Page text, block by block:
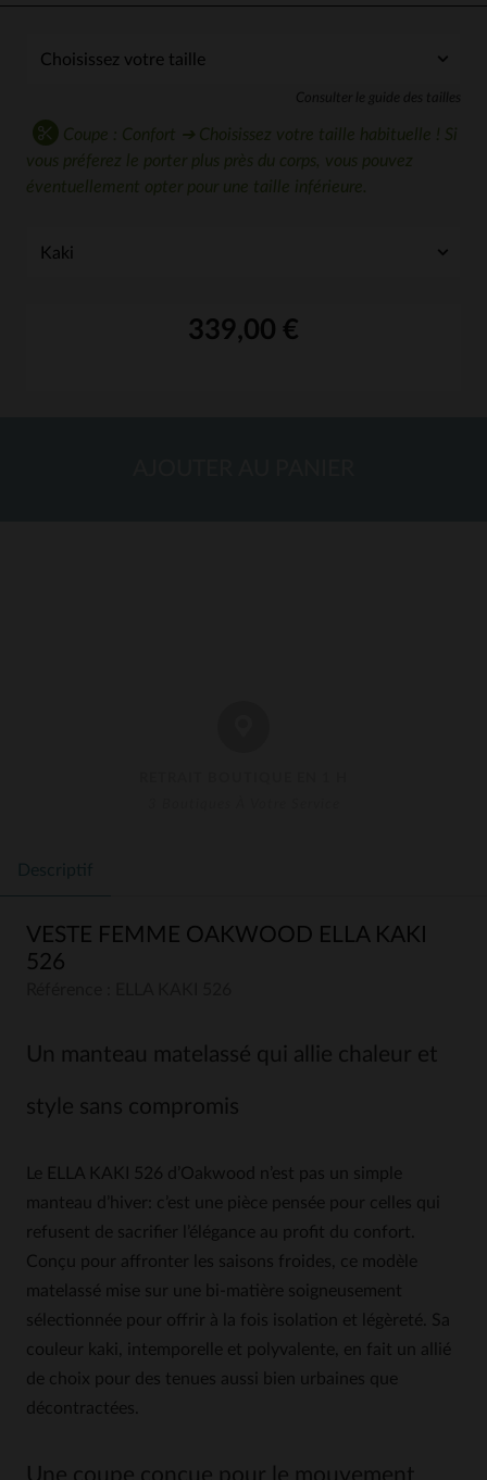
Consulter le guide des tailles
Coupe : Confort ➔ Choisissez votre taille habituelle ! Si
vous préferez le porter plus près du corps, vous pouvez
éventuellement opter pour une taille inférieure.
339,00 €
Descriptif
VESTE FEMME OAKWOOD ELLA KAKI
526
Un manteau matelassé qui allie chaleur et
style sans compromis
Le ELLA KAKI 526 d’Oakwood n’est pas un simple
manteau d’hiver: c’est une pièce pensée pour celles qui
refusent de sacrifier l’élégance au profit du confort.
Conçu pour affronter les saisons froides, ce modèle
matelassé mise sur une bi-matière soigneusement
sélectionnée pour offrir à la fois isolation et légèreté. Sa
couleur kaki, intemporelle et polyvalente, en fait un allié
de choix pour des tenues aussi bien urbaines que
décontractées.
Une coupe conçue pour le mouvement